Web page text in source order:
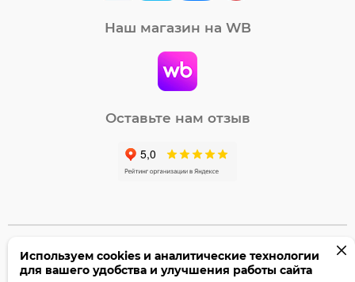
Наш магазин на WB
Оставьте нам отзыв
©2005-2026 Бумага-С. Все права защищены.
Политика конфиденциальности
Используем cookies и аналитические технологии
для вашего удобства и улучшения работы сайта